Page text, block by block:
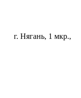
г. Нягань, 1 мкр.,